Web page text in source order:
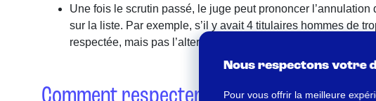
Une fois le scrutin passé, le juge peut prononcer
sur la liste. Par exemple, s’il y avait 4 titulaires hommes de
respectée, mais pas l’alternance.
Nous respectons votre
Pour vous offrir la meilleure